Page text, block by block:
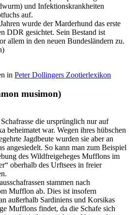
und Infektionskrankheiten
auf.
wurde der Marderhund das erste
DDR gesichtet. Sein Bestand ist
allem in den neuen Bundesländern zu.
in Peter Dollingers Zootierlexikon
musimon)
die ursprünglich nur auf
beheimatet war. Wegen ihres hübschen
Jagdbeute wurden sie aber an
angesiedelt. So kann man zum Beispiel
des Wildfreigeheges Mufflons im
oberhalb des Urftsees in freier
stammen nach
Mufflon ab. Dies ist insofern
außerhalb Sardiniens und Korsikas
Mufflons findet, da die Schafe sich